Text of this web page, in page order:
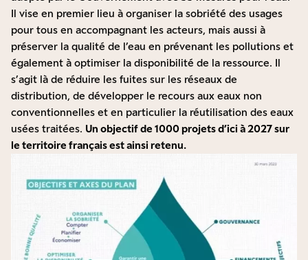
Il vise en premier lieu à organiser la sobriété des usages
pour tous en accompagnant les acteurs, mais aussi à
préserver la qualité de l’eau en prévenant les pollutions et
également à optimiser la disponibilité de la ressource. Il
s’agit là de réduire les fuites sur les réseaux de
distribution, de développer le recours aux eaux non
conventionnelles et en particulier la réutilisation des eaux
usées traitées. Un objectif de 1000 projets d’ici à 2027 sur
le territoire français est ainsi retenu.